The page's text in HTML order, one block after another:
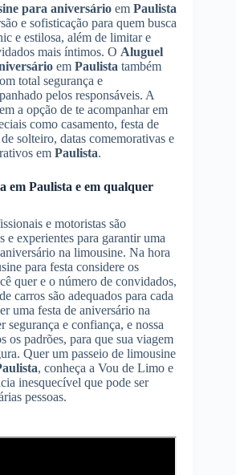
para aniversário em Paulista
e sofisticação para quem busca
e estilosa, além de limitar e
mais íntimos. O Aluguel
em Paulista também
total segurança e
pelos responsáveis. A
a opção de te acompanhar em
como casamento, festa de
solteiro, datas comemorativas e
em Paulista.
em Paulista e em qualquer
e motoristas são
e experientes para garantir uma
na limousine. Na hora
para festa considere os
quer e o número de convidados,
carros são adequados para cada
uma festa de aniversário na
segurança e confiança, e nossa
os padrões, para que sua viagem
Quer um passeio de limousine
, conheça a Vou de Limo e
inesquecível que pode ser
pessoas.